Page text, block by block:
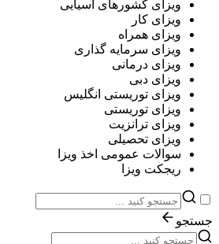
ویزای کشورهای آسیایی
ویزای کار
ویزای همراه
ویزای سرمایه گذاری
ویزای درمانی
ویزای دبی
ویزای توریستی انگلیس
ویزای توریستی
ویزای ترانزیت
ویزای تحصیلی
سوالات عمومی اخذ ویزا
ریجکت ویزا
جستجو